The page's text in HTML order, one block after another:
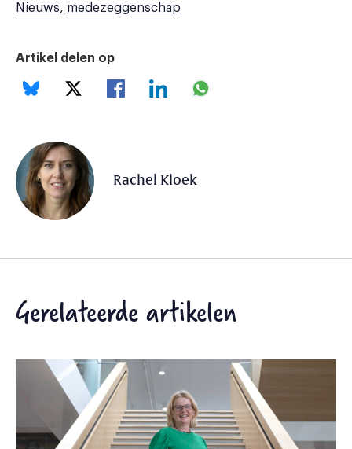
Nieuws
medezeggenschap
Artikel delen op
Rachel Kloek
Gerelateerde artikelen